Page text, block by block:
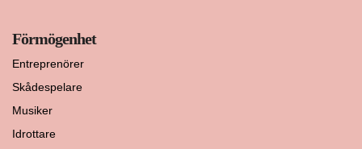
Förmögenhet
Entreprenörer
Skådespelare
Musiker
Idrottare